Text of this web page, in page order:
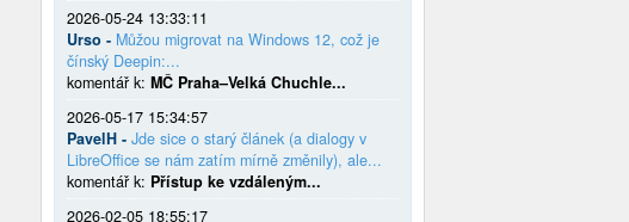
2026-05-24 13:33:11
Urso - Můžou migrovat na Windows 12, což je
čínský Deepin:...
komentář k: MČ Praha–Velká Chuchle...
2026-05-17 15:34:57
PavelH - Jde sice o starý článek (a dialogy v
LibreOffice se nám zatím mírně změnily), ale...
komentář k: Přístup ke vzdáleným...
2026-02-05 18:55:17